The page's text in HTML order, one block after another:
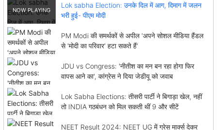
Lok sabha Election: उनके दिल में आग, दिमाग में जलन
भरी हुई- पीएम मोदी
PM Modi की समर्थकों से अपील 'अपने सोशल मीडिया हैंडल
से 'मोदी का परिवार' हटा सकते हैं'
JDU vs Congress: 'नीतीश का मन बन रहा होगा फिर
वापस आने का', कांग्रेस ने दिया जेडीयू को जवाब
Lok Sabha Elections: तीसरी पार्टी ने बिगाड़ा खेल, नहीं
तो INDIA गठबंधन को मिल सकती थीं 9 और सीटें
NEET Result 2024: NEET UG में ग्रेस मार्क्स देकर